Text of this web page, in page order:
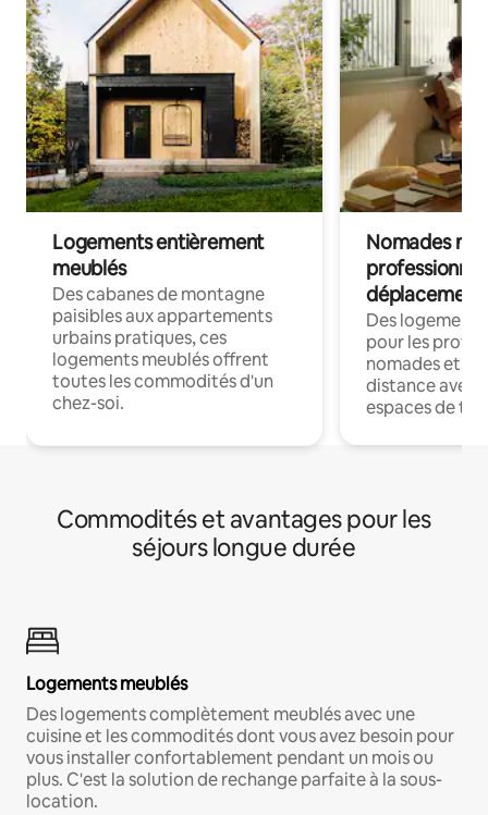
Logements entièrement
meublés
Des cabanes de montagne
paisibles aux appartements
urbains pratiques, ces
logements meublés offrent
toutes les commodités d'un
chez-soi.
Nomades
déplacement
Des
pour les
nomades et
distance avec
espaces de
Commodités et avantages pour les
séjours longue durée
Logements meublés
Des logements complètement meublés avec une
cuisine et les commodités dont vous avez besoin pour
vous installer confortablement pendant un mois ou
plus. C'est la solution de rechange parfaite à la sous-
location.